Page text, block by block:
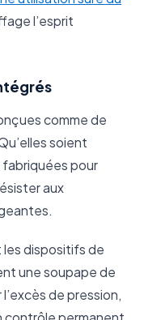
l’esprit
comme de
soient
pour
aux
dispositifs de
une soupape de
de pression,